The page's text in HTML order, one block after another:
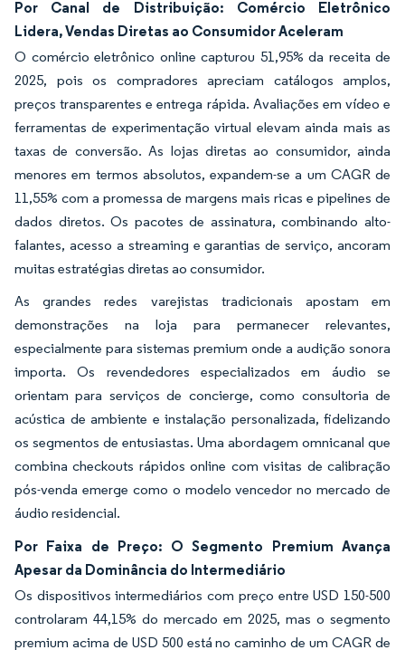
Por Canal de Distribuição: Comércio Eletrônico
Lidera, Vendas Diretas ao Consumidor Aceleram
O comércio eletrônico online capturou 51,95% da receita de
2025, pois os compradores apreciam catálogos amplos,
preços transparentes e entrega rápida. Avaliações em vídeo e
ferramentas de experimentação virtual elevam ainda mais as
taxas de conversão. As lojas diretas ao consumidor, ainda
menores em termos absolutos, expandem-se a um CAGR de
11,55% com a promessa de margens mais ricas e pipelines de
dados diretos. Os pacotes de assinatura, combinando alto-
falantes, acesso a streaming e garantias de serviço, ancoram
muitas estratégias diretas ao consumidor.
As grandes redes varejistas tradicionais apostam em
demonstrações na loja para permanecer relevantes,
especialmente para sistemas premium onde a audição sonora
importa. Os revendedores especializados em áudio se
orientam para serviços de concierge, como consultoria de
acústica de ambiente e instalação personalizada, fidelizando
os segmentos de entusiastas. Uma abordagem omnicanal que
combina checkouts rápidos online com visitas de calibração
pós-venda emerge como o modelo vencedor no mercado de
áudio residencial.
Por Faixa de Preço: O Segmento Premium Avança
Apesar da Dominância do Intermediário
Os dispositivos intermediários com preço entre USD 150-500
controlaram 44,15% do mercado em 2025, mas o segmento
premium acima de USD 500 está no caminho de um CAGR de